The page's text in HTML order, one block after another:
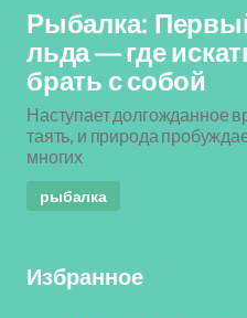
Рыбалка:
льда — где
брать с собой
Наступает долгожданное
таять, и природа
многих
рыбалка
Избранное